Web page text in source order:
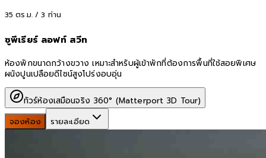
35 ตร.ม. /3 ท่าน
ซูพีเรียร์ ลอฟท์ สวีท
ห้องพักขนาดกว้างขวาง เหมาะสำหรับผู้เข้าพักที่ต้องการพื้นที่ใช้สอยพิเศษ
ผนังปูนเปลือยดีไซน์สูงโปร่งอบอุ่น
ทัวร์ห้องเสมือนจริง 360° (Matterport 3D Tour)
จองห้อง
รายละเอียด